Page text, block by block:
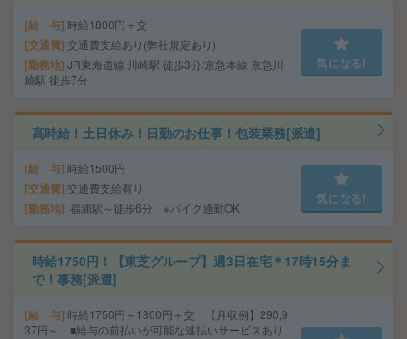
給 与 時給1800円＋交
交通費 交通費支給あり(弊社規定あり)
勤務地 JR東海道線 川崎駅 徒歩3分/京急本線 京急川
崎駅 徒歩7分
気になる!
高時給！土日休み！日勤のお仕事！包装業務[派遣]
給 与 時給1500円
交通費 交通費支給有り
勤務地 福浦駅～徒歩6分 ※バイク通勤OK
気になる!
時給1750円！【東芝グループ】週3日在宅＊17時15分ま
で！事務[派遣]
給 与 時給1750円～1800円＋交 【月収例】290,9
37円～ ■給与の前払いが可能な速払いサービスあり